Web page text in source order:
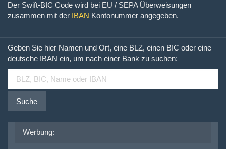
Der Swift-BIC Code wird bei EU / SEPA Überweisungen
zusammen mit der IBAN Kontonummer angegeben.
Geben Sie hier Namen und Ort, eine BLZ, einen BIC oder eine
deutsche IBAN ein, um nach einer Bank zu suchen:
Suche
Werbung: